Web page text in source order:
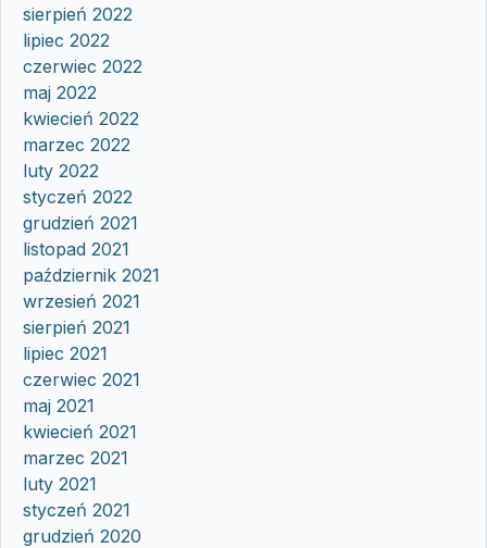
sierpień 2022
lipiec 2022
czerwiec 2022
maj 2022
kwiecień 2022
marzec 2022
luty 2022
styczeń 2022
grudzień 2021
listopad 2021
październik 2021
wrzesień 2021
sierpień 2021
lipiec 2021
czerwiec 2021
maj 2021
kwiecień 2021
marzec 2021
luty 2021
styczeń 2021
grudzień 2020